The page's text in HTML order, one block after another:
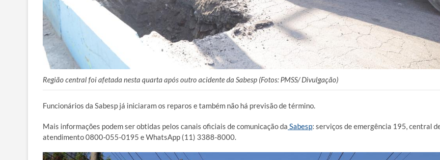
Região central foi afetada nesta quarta após outro acidente da Sabesp (Fotos: PMSS/ Divulgação)
Funcionários da Sabesp já iniciaram os reparos e também não há previsão de término.
Mais informações podem ser obtidas pelos canais oficiais de comunicação da Sabesp: serviços de emergência 195, central
atendimento 0800-055-0195 e WhatsApp (11) 3388-8000.